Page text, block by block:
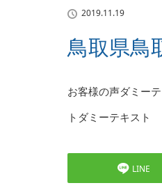
2019.11.19
鳥取県鳥
お客様の声ダミー
トダミーテキスト
LINE